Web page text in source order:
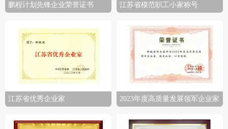
鹏程计划先锋企业荣誉证书 江苏省模范职工小家称号
江苏省优秀企业家 2023年度高质量发展领军企业家